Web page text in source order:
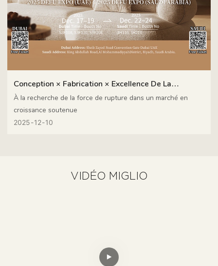
Conception × Fabrication × Excellence De La
Livraison | MIGLIO 5792 Fait Ses Débuts Remarqués
Au Salon DEFU EXPO Dubaï & Riyad 2025
À la recherche de la force de rupture dans un marché en
croissance soutenue
2025 12 10
VIDÉO MIGLIO